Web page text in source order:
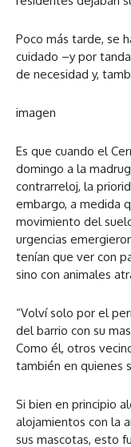
Poco más tarde, se
cuidado –y por
de necesidad y,
imagen
Es que cuando el
domingo a la
contrarreloj, la
embargo, a medida
movimiento del
urgencias
tenían que ver con
sino con animales
“Volví solo por el
del barrio con su
Como él, otros
también en quienes
Si bien en principio
alojamientos con la
sus mascotas, esto